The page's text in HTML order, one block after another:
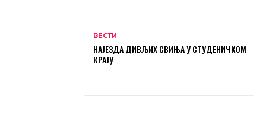
ВЕСТИ
НАЈЕЗДА ДИВЉИХ СВИЊА У СТУДЕНИЧКОМ
КРАЈУ